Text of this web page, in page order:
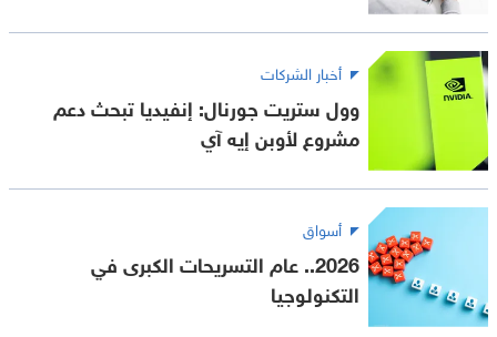
أخبار الشركات
وول ستريت جورنال: إنفيديا تبحث دعم
مشروع لأوبن إيه آي
أسواق
2026.. عام التسريحات الكبرى في
التكنولوجيا